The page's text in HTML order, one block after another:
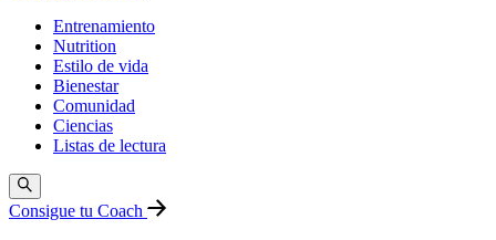
Entrenamiento
Nutrition
Estilo de vida
Bienestar
Comunidad
Ciencias
Listas de lectura
Consigue tu Coach